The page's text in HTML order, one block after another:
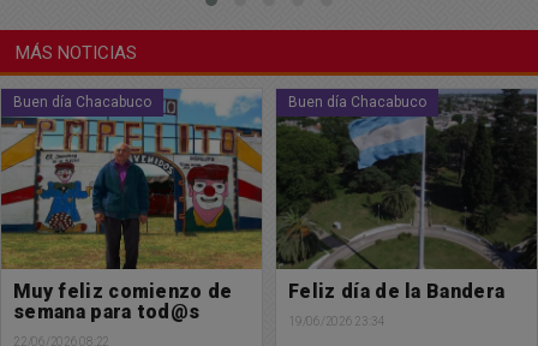
MÁS NOTICIAS
Buen día Chacabuco
Feliz día de la Bandera
19/06/2026 23:34
Sociedad
La municipalidad de
Chacabuco continúa
gestionando mas